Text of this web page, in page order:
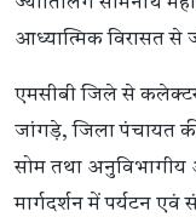
आध्यात्मिक विरासत से
एमसीबी जिले से कलेक्टर
जांगड़े, जिला पंचायत
सोम तथा अनुविभागीय
मार्गदर्शन में पर्यटन